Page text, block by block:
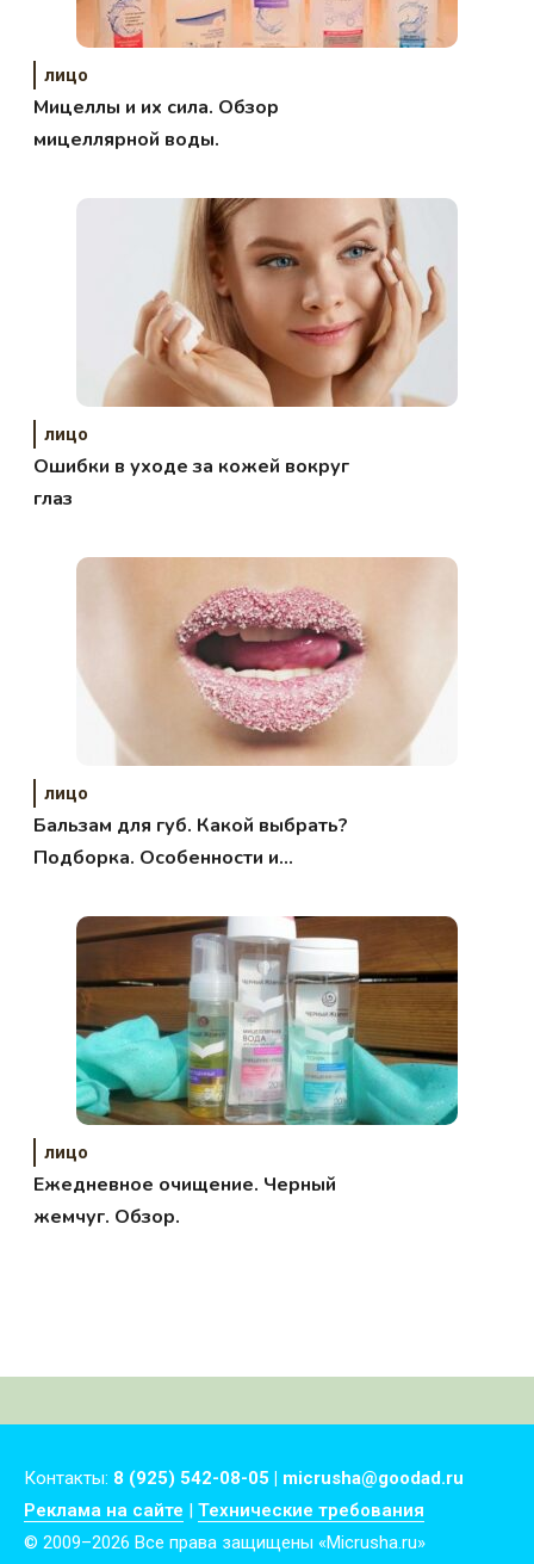
лицо
Мицеллы и их сила. Обзор
мицеллярной воды.
лицо
Ошибки в уходе за кожей вокруг
глаз
лицо
Бальзам для губ. Какой выбрать?
Подборка. Особенности и
лицо
Ежедневное очищение. Черный
жемчуг. Обзор.
Контакты: 8 (925) 542-08-05 | micrusha@goodad.ru
Реклама на сайте | Технические требования
© 2009–2026 Все права защищены «Micrusha.ru»